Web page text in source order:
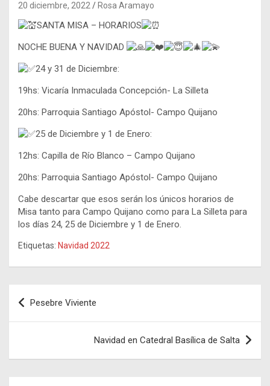
20 diciembre, 2022 Rosa Aramayo
SANTA MISA – HORARIOS
NOCHE BUENA Y NAVIDAD
24 y 31 de Diciembre:
19hs: Vicaría Inmaculada Concepción- La Silleta
20hs: Parroquia Santiago Apóstol- Campo Quijano
25 de Diciembre y 1 de Enero:
12hs: Capilla de Río Blanco – Campo Quijano
20hs: Parroquia Santiago Apóstol- Campo Quijano
Cabe descartar que esos serán los únicos horarios de
Misa tanto para Campo Quijano como para La Silleta para
los días 24, 25 de Diciembre y 1 de Enero.
Etiquetas: Navidad 2022
Navegación
de
Pesebre Viviente
Navidad en Catedral Basílica de Salta